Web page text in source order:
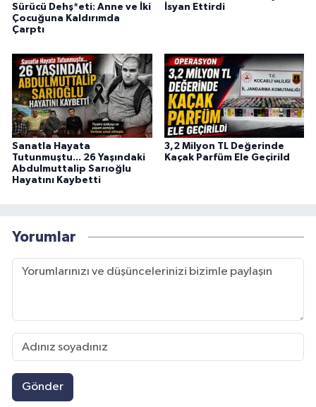
Sürücü Dehş*eti: Anne ve İki
Çocuğuna Kaldırımda
Çarptı
İsyan Ettirdi
Sanatla Hayata
Tutunmuştu... 26 Yaşındaki
Abdulmuttalip Sarıoğlu
Hayatını Kaybetti
3,2 Milyon TL Değerinde
Kaçak Parfüm Ele Geçirild
Yorumlar
Gönder